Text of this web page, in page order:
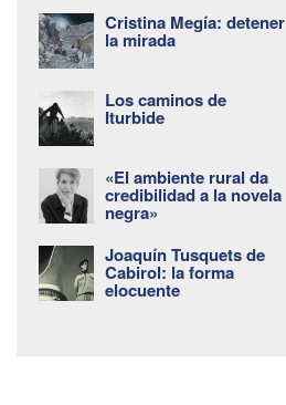
Cristina Megía: detener
la mirada
Los caminos de
Iturbide
«El ambiente rural da
credibilidad a la novela
negra»
Joaquín Tusquets de
Cabirol: la forma
elocuente